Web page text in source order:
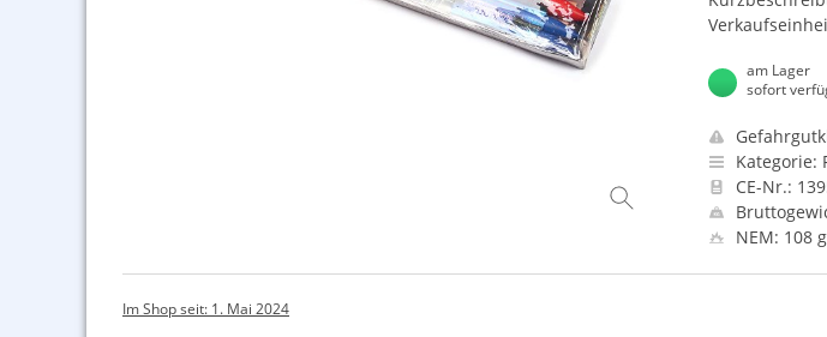
am Lager
sofort
Kategorie:
CE-Nr.:
NEM: 108 g
Im Shop seit: 1. Mai 2024